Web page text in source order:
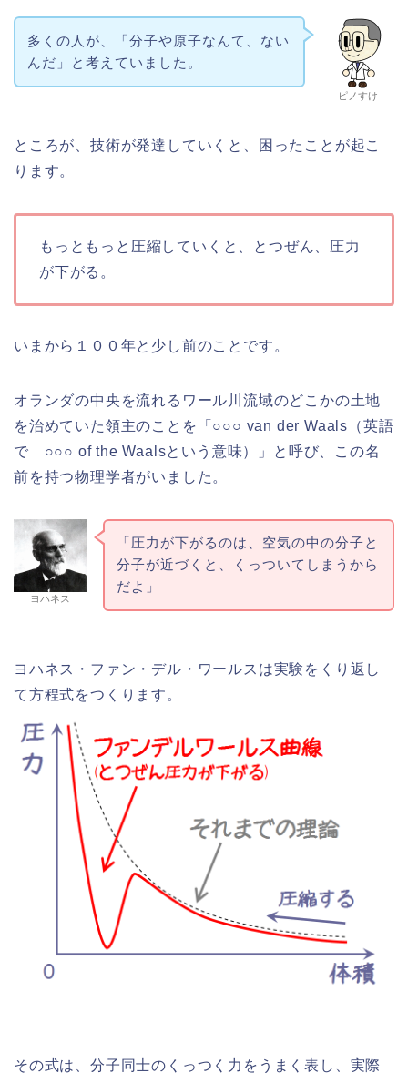
ピノすけ
多くの人が、「分子や原子なんて、ない
んだ」と考えていました。
ところが、技術が発達していくと、困ったことが起こ
ります。
もっともっと圧縮していくと、とつぜん、圧力
が下がる。
いまから１００年と少し前のことです。
オランダの中央を流れるワール川流域のどこかの土地
を治めていた領主のことを「○○○ van der Waals（英語
で ○○○ of the Waalsという意味）」と呼び、この名
前を持つ物理学者がいました。
ヨハネス
「圧力が下がるのは、空気の中の分子と
分子が近づくと、くっついてしまうから
だよ」
ヨハネス・ファン・デル・ワールスは実験をくり返し
て方程式をつくります。
その式は、分子同士のくっつく力をうまく表し、実際